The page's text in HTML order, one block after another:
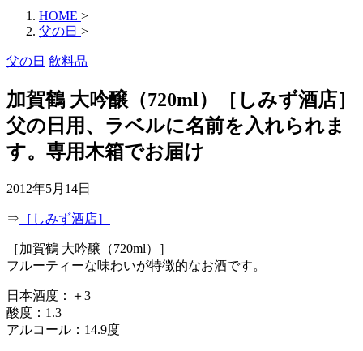
HOME >
父の日 >
父の日 飲料品
加賀鶴 大吟醸（720ml）［しみず酒店］
父の日用、ラベルに名前を入れられま
す。専用木箱でお届け
2012年5月14日
⇒ ［しみず酒店］
［加賀鶴 大吟醸（720ml）］
フルーティーな味わいが特徴的なお酒です。
日本酒度：＋3
酸度：1.3
アルコール：14.9度